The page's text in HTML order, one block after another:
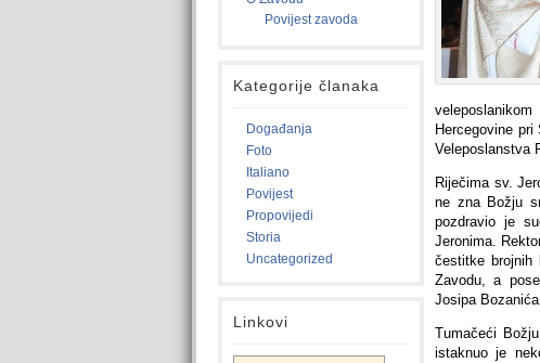
Povijest zavoda
Kategorije članaka
Događanja
Foto
Italiano
Povijest
Propovijedi
Storia
Uncategorized
Linkovi
Hercegovine
Veleposlanstva
Riječima sv.
ne zna Božju
pozdravio je
Jeronima.
čestitke
Zavodu, a
Josipa
Tumačeći
istaknuo je